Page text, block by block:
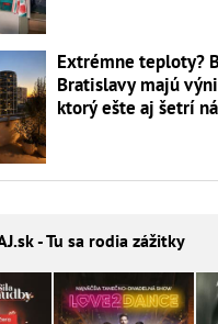
Extrémne teploty?
Bratislavy majú
ktorý ešte aj šetrí
.sk - Tu sa rodia zážitky